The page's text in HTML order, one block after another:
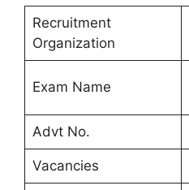
Recruitment
Organization
Exam Name
Advt No.
Vacancies